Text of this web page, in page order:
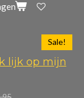
Sale!
lijk op mijn